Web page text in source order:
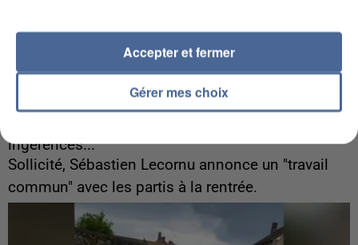
6 août 2026
ingérences...
Sollicité, Sébastien Lecornu annonce un "travail
commun" avec les partis à la rentrée.
Gérer mes choix
Accepter et fermer